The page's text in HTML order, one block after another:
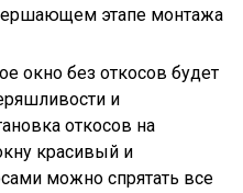
этапе монтажа
окно без откосов будет
и
откосов на
красивый и
можно спрятать все